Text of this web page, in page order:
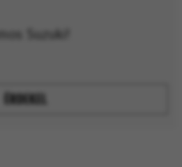
Suzuki!
ÉRDEKEL